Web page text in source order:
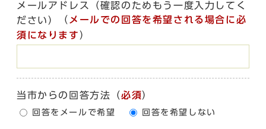
メールアドレス（確認のためもう一度入力してく
ださい）
（ メールでの回答を希望される場合に必
須になります ）
当市からの回答方法 （必須）
回答をメールで希望 回答を希望しない